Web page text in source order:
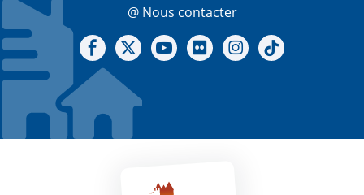
@ Nous contacter
Notre Facebook
Notre X - (twitter)
Notre chaine Youtube
Notre Gallerie sur Flickr
Notre Instagram